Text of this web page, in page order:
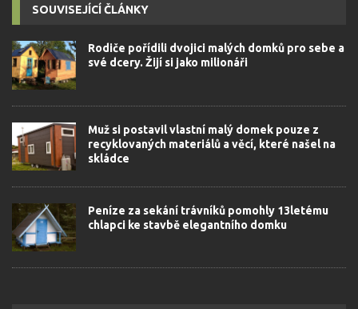
SOUVISEJÍCÍ ČLÁNKY
Rodiče pořídili dvojici malých domků pro sebe a
své dcery. Žijí si jako milionáři
Muž si postavil vlastní malý domek pouze z
recyklovaných materiálů a věcí, které našel na
skládce
Peníze za sekání trávníků pomohly 13letému
chlapci ke stavbě elegantního domku